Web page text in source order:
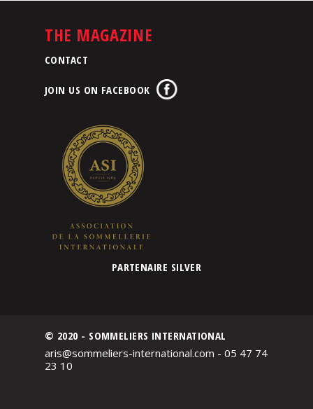
THE MAGAZINE
CONTACT
JOIN US ON FACEBOOK
PARTENAIRE SILVER
© 2020 - SOMMELIERS INTERNATIONAL
aris@sommeliers-international.com - 05 47 74
23 10